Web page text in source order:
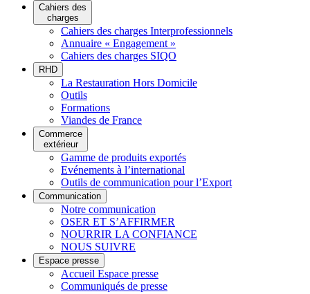
Cahiers des
charges
Cahiers des charges Interprofessionnels
Annuaire « Engagement »
Cahiers des charges SIQO
RHD
La Restauration Hors Domicile
Outils
Formations
Viandes de France
Commerce
extérieur
Gamme de produits exportés
Evénements à l’international
Outils de communication pour l’Export
Communication
Notre communication
OSER ET S’AFFIRMER
NOURRIR LA CONFIANCE
NOUS SUIVRE
Espace presse
Accueil Espace presse
Communiqués de presse